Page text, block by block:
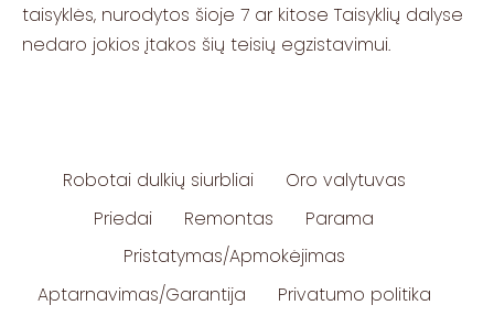
taisyklės, nurodytos šioje 7 ar kitose Taisyklių dalyse
nedaro jokios įtakos šių teisių egzistavimui.
Robotai dulkių siurbliai
Oro valytuvas
Priedai
Remontas
Parama
Pristatymas/Apmokėjimas
Aptarnavimas/Garantija
Privatumo politika